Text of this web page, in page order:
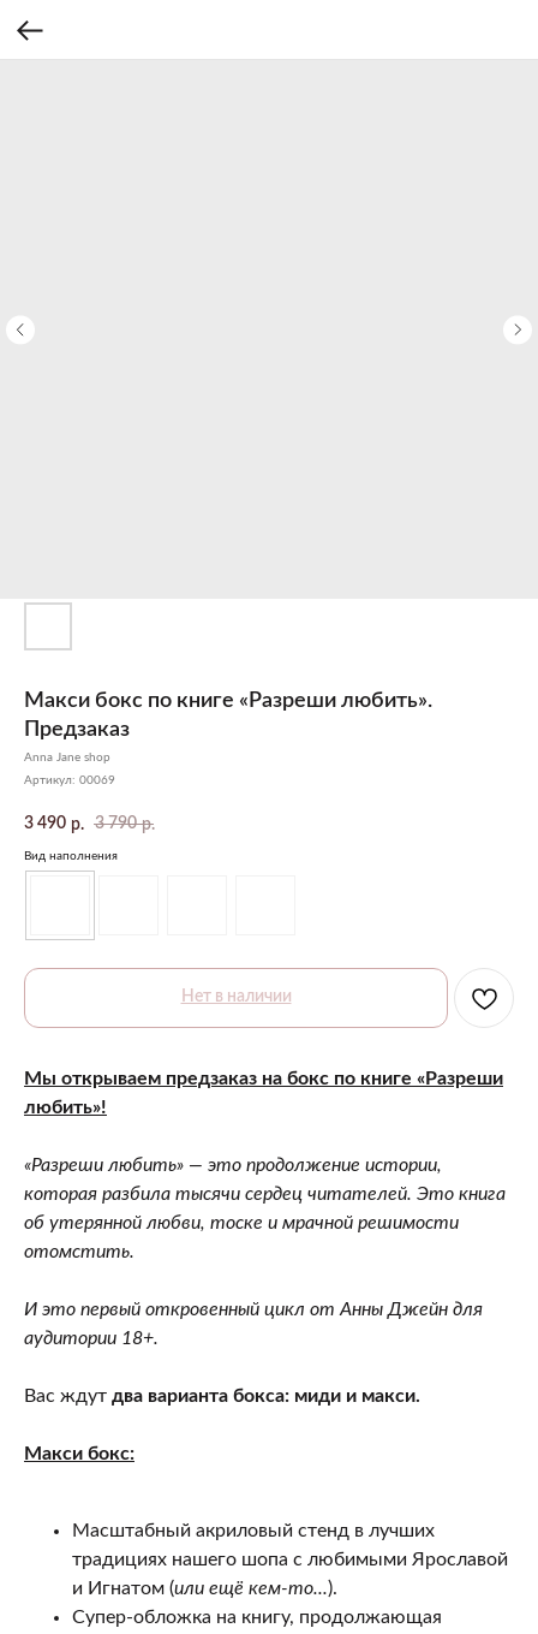
Макси бокс по книге «Разреши любить».
Предзаказ
Anna Jane shop
Артикул: 00069
3 490 р. 3 790 р.
Вид наполнения
Нет в наличии
Мы открываем предзаказ на бокс по книге «Разреши
любить»!
«Разреши любить» — это продолжение истории,
которая разбила тысячи сердец читателей. Это книга
об утерянной любви, тоске и мрачной решимости
отомстить.
И это первый откровенный цикл от Анны Джейн для
аудитории 18+.
Вас ждут два варианта бокса: миди и макси.
Макси бокс:
Масштабный акриловый стенд в лучших
традициях нашего шопа с любимыми Ярославой
и Игнатом (или ещё кем-то...).
Супер-обложка на книгу, продолжающая